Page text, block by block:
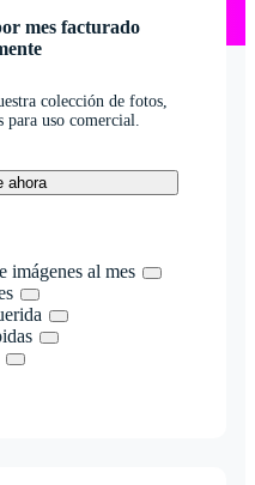
mes facturado
colección de fotos,
uso comercial.
ahora
imágenes al mes